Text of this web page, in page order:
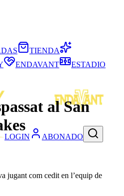
LOGIN ABONADO
TIENDA
ENDAVANT ESTADIO
al San
jugant com cedit en l’equip de